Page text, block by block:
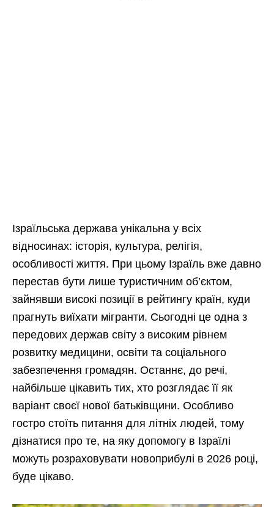
Ізраїльська держава унікальна у всіх
відносинах: історія, культура, релігія,
особливості життя. При цьому Ізраїль вже давно
перестав бути лише туристичним об’єктом,
зайнявши високі позиції в рейтингу країн, куди
прагнуть виїхати мігранти. Сьогодні це одна з
передових держав світу з високим рівнем
розвитку медицини, освіти та соціального
забезпечення громадян. Останнє, до речі,
найбільше цікавить тих, хто розглядає її як
варіант своєї нової батьківщини. Особливо
гостро стоїть питання для літніх людей, тому
дізнатися про те, на яку допомогу в Ізраїлі
можуть розраховувати новоприбулі в 2026 році,
буде цікаво.